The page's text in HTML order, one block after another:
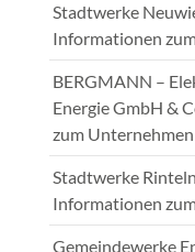
Stadtwerke
Informationen
BERGMANN –
Energie GmbH &
zum Unternehmen
Stadtwerke
Informationen
Gemeindewerke